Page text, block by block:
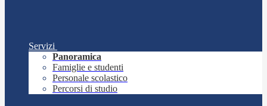
Servizi
Panoramica
Famiglie e studenti
Personale scolastico
Percorsi di studio